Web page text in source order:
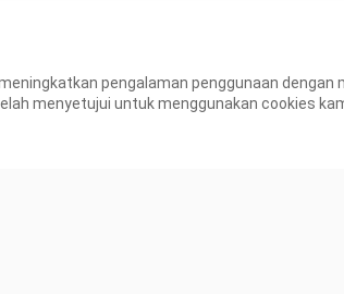
pengalaman penggunaan dengan
menyetujui untuk menggunakan cookies